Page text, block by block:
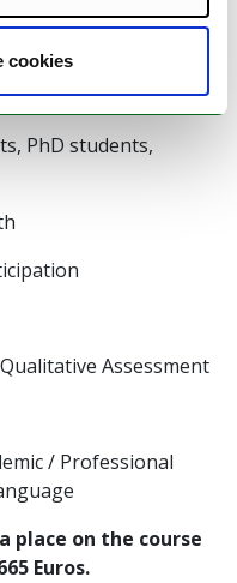
cookies(UHH)
workshop
PhD students,
Qualitative Assessment
/ Professional
place on the course
Euros.